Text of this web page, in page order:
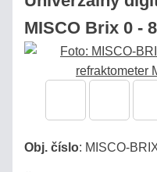
MISCO Brix 0 -
Obj. číslo: MISCO-